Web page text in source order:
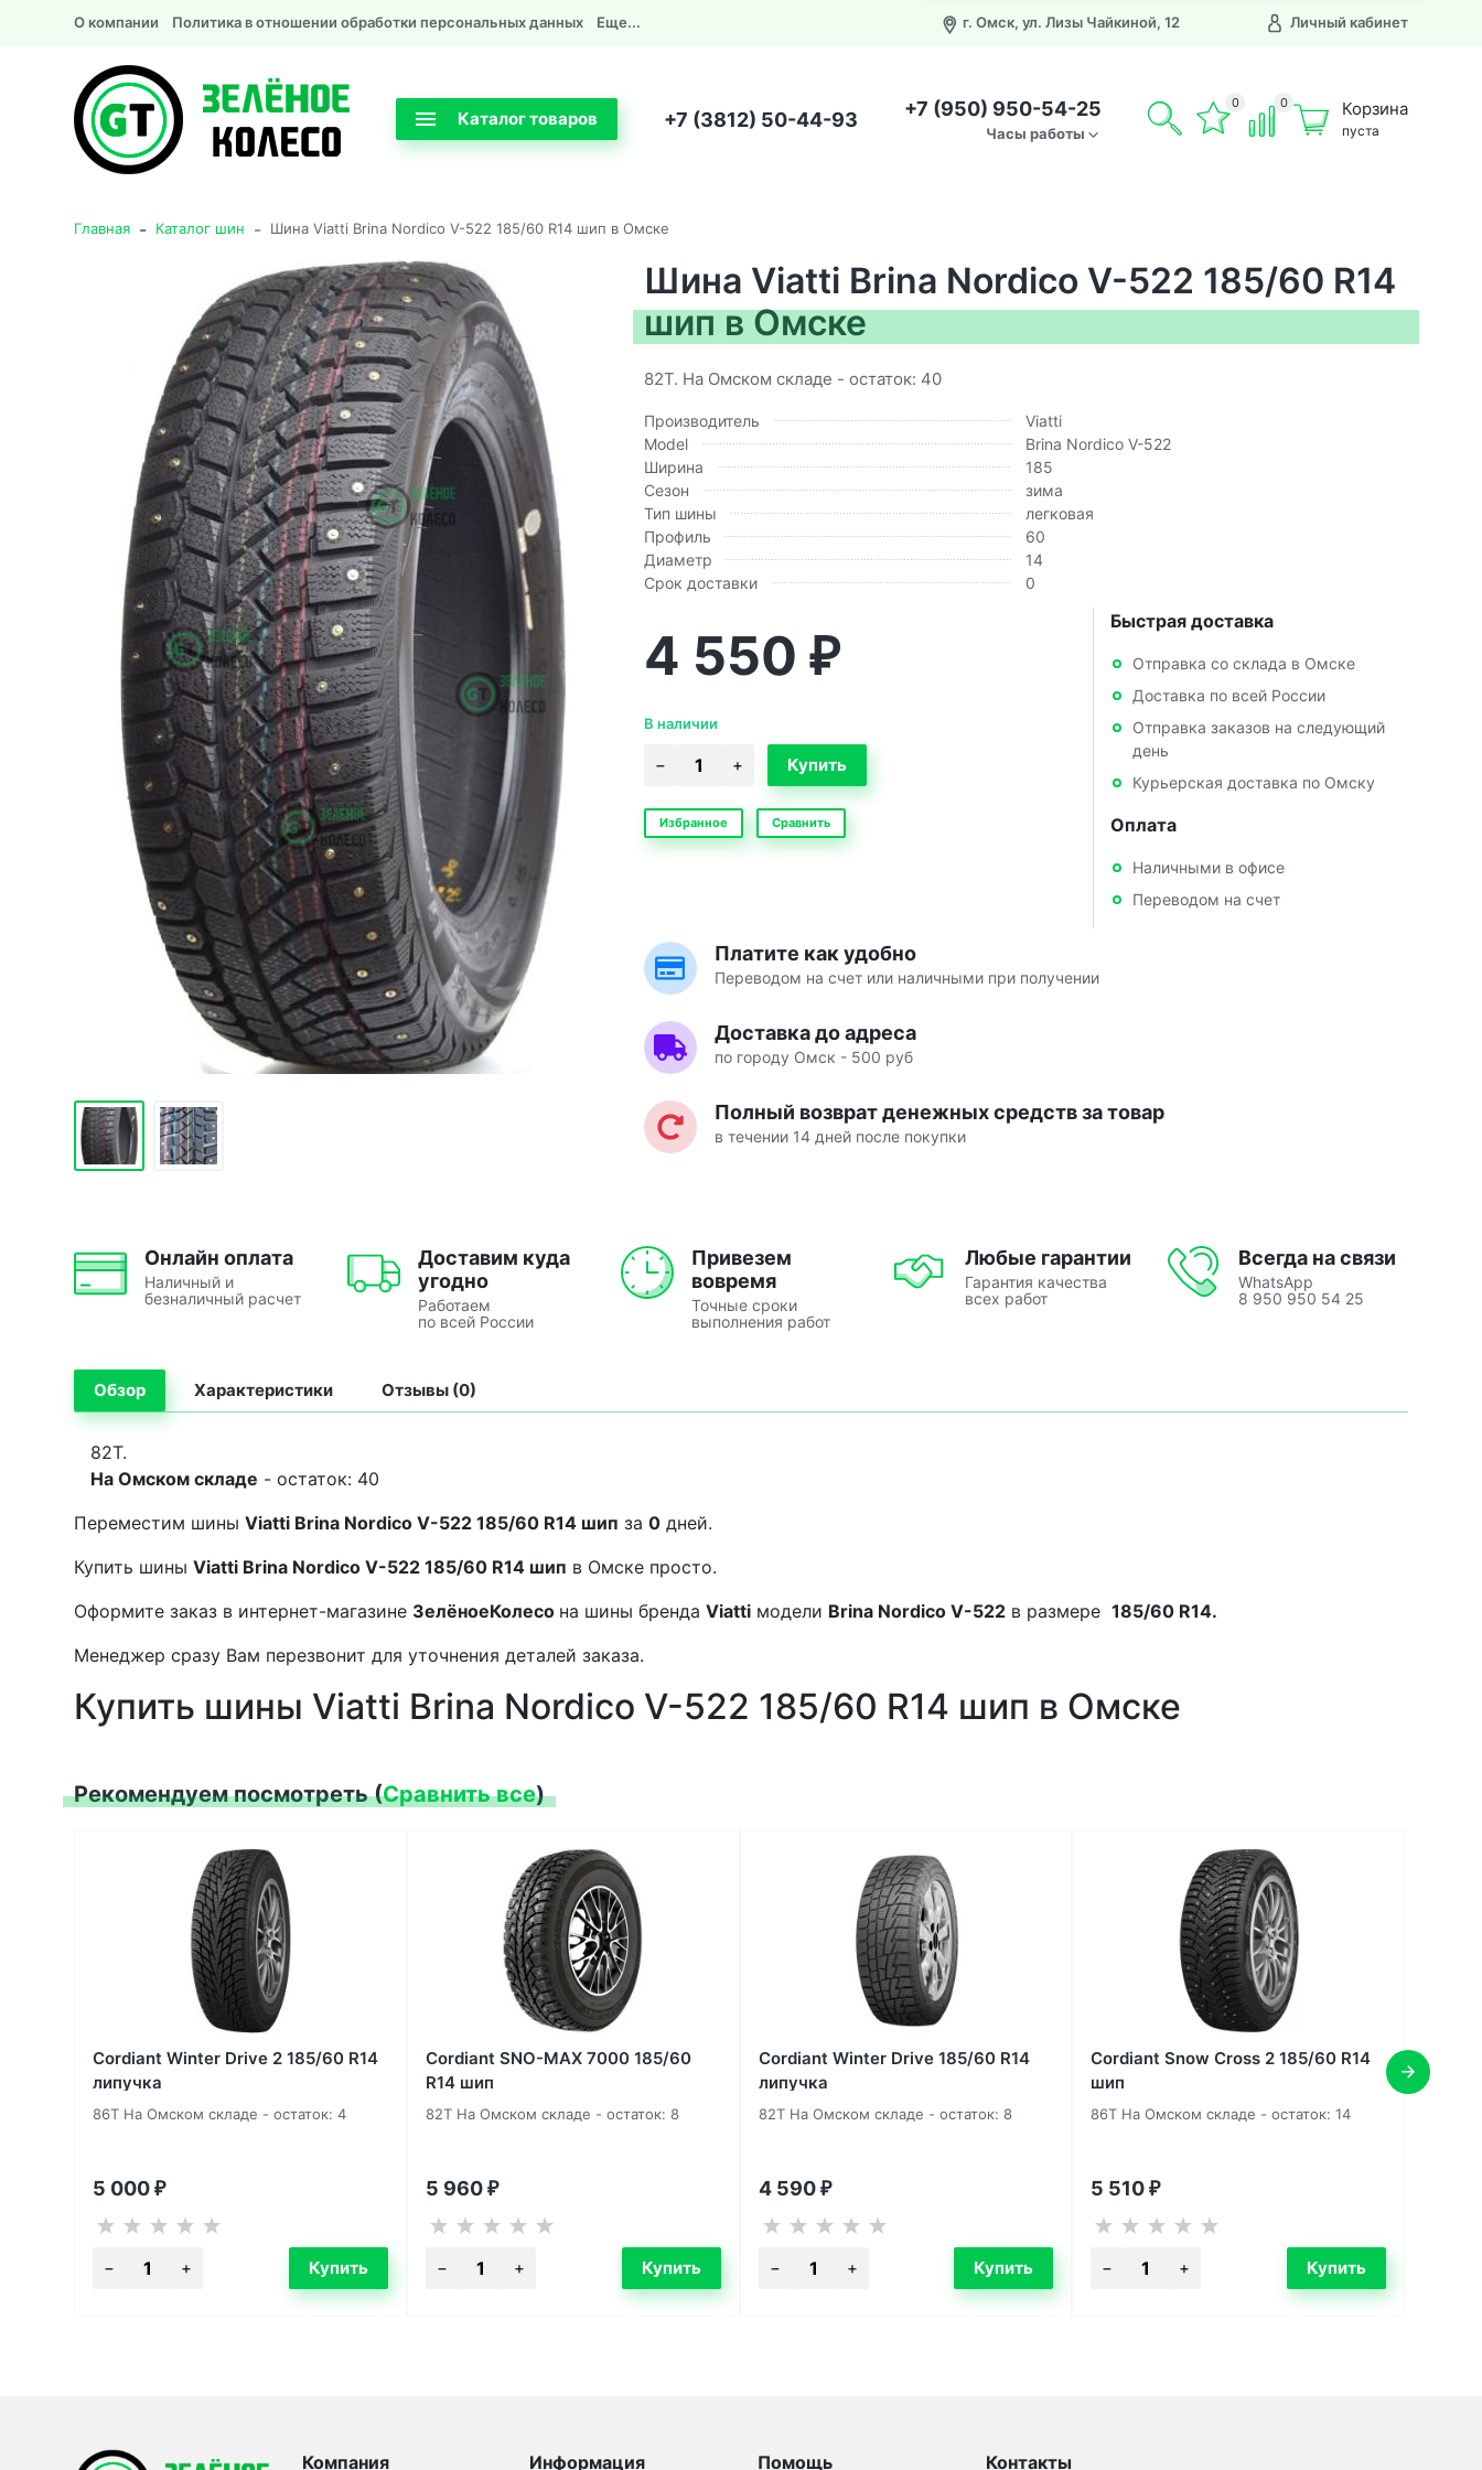
О компании Политика в отношении обработки персональных данных Еще... г. Омск, ул. Лизы Чайкиной, 12 Личный кабинет
Каталог товаров +7 (3812) 50-44-93 +7 (950) 950-54-25
Часы работы
0 0 Корзина
пуста
Главная - Каталог шин - Шина Viatti Brina Nordico V-522 185/60 R14 шип в Омске
Шина Viatti Brina Nordico V-522 185/60 R14
шип в Омске
82T. На Омском складе - остаток: 40
Производитель
Viatti
Model
Brina Nordico V-522
Ширина
185
Сезон
зима
Тип шины
легковая
Профиль
60
Диаметр
14
Срок доставки
0
4 550 ₽
В наличии
Избранное Сравнить
Быстрая доставка
Отправка со склада в Омске
Доставка по всей России
Отправка заказов на следующий
день
Курьерская доставка по Омску
Оплата
Наличными в офисе
Переводом на счет
Платите как удобно
Переводом на счет или наличными при получении
Доставка до адреса
по городу Омск - 500 руб
Полный возврат денежных средств за товар
в течении 14 дней после покупки
Онлайн оплата
Наличный и
безналичный расчет
Доставим куда
угодно
Работаем
по всей России
Привезем
вовремя
Точные сроки
выполнения работ
Любые гарантии
Гарантия качества
всех работ
Всегда на связи
WhatsApp
8 950 950 54 25
Обзор Характеристики Отзывы (0)
82T.
На Омском складе - остаток: 40
Переместим шины Viatti Brina Nordico V-522 185/60 R14 шип за 0 дней.
Купить шины Viatti Brina Nordico V-522 185/60 R14 шип в Омске просто.
Оформите заказ в интернет-магазине ЗелёноеКолесо на шины бренда Viatti модели Brina Nordico V-522 в размере 185/60 R14.
Менеджер сразу Вам перезвонит для уточнения деталей заказа.
Купить шины Viatti Brina Nordico V-522 185/60 R14 шип в Омске
Рекомендуем посмотреть (Сравнить все)
Cordiant Winter Drive 2 185/60 R14
липучка
86T На Омском складе - остаток: 4
5 000 ₽
Cordiant SNO-MAX 7000 185/60
R14 шип
82T На Омском складе - остаток: 8
5 960 ₽
Cordiant Winter Drive 185/60 R14
липучка
82T На Омском складе - остаток: 8
4 590 ₽
Cordiant Snow Cross 2 185/60 R14
шип
86T На Омском складе - остаток: 14
5 510₽
Компания Информация Помощь Контакты